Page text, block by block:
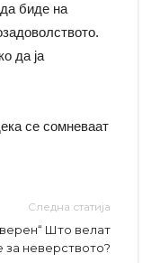
биде на
да ја
се сомневаат
Следна статија
Што велат
за неверството?